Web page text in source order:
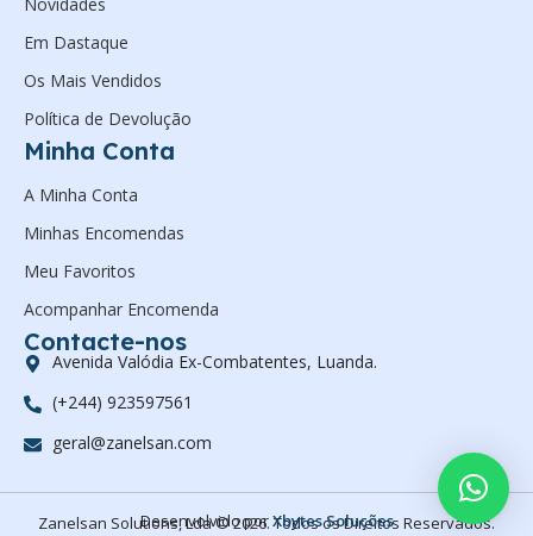
Em Dastaque
Os Mais Vendidos
Política de Devolução
Minha Conta
A Minha Conta
Minhas Encomendas
Meu Favoritos
Acompanhar Encomenda
Contacte-nos
Avenida Valódia Ex-Combatentes, Luanda.
(+244) 923597561
geral@zanelsan.com
Zanelsan Solutions, Lda © 2026. Todos os Direitos Reservados.
Desenvolvido porXbytes Soluções